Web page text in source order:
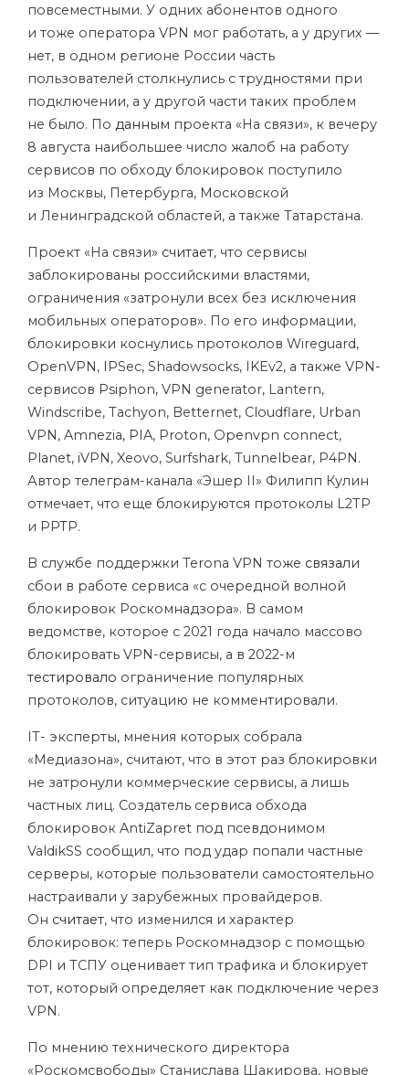
повсеместными. У одних абонентов одного
и тоже оператора VPN мог работать, а у других —
нет, в одном регионе России часть
пользователей столкнулись с трудностями при
подключении, а у другой части таких проблем
не было. По данным проекта «На связи», к вечеру
8 августа наибольшее число жалоб на работу
сервисов по обходу блокировок поступило
из Москвы, Петербурга, Московской
и Ленинградской областей, а также Татарстана.
Проект «На связи» считает, что сервисы
заблокированы российскими властями,
ограничения «затронули всех без исключения
мобильных операторов». По его информации,
блокировки коснулись протоколов Wireguard,
OpenVPN, IPSec, Shadowsocks, IKEv2, а также VPN-
сервисов Psiphon, VPN generator, Lantern,
Windscribe, Tachyon, Betternet, Cloudflare, Urban
VPN, Amnezia, PIA, Proton, Openvpn connect,
Planet, iVPN, Xeovo, Surfshark, Tunnelbear, P4PN.
Автор телеграм-канала «Эшер II» Филипп Кулин
отмечает, что еще блокируются протоколы L2TP
и PPTP.
В службе поддержки Terona VPN тоже связали
сбои в работе сервиса «с очередной волной
блокировок Роскомнадзора». В самом
ведомстве, которое с 2021 года начало массово
блокировать VPN-сервисы, а в 2022-м
тестировало ограничение популярных
протоколов, ситуацию не комментировали.
IT- эксперты, мнения которых собрала
«Медиазона», считают, что в этот раз блокировки
не затронули коммерческие сервисы, а лишь
частных лиц. Создатель сервиса обхода
блокировок AntiZapret под псевдонимом
ValdikSS сообщил, что под удар попали частные
серверы, которые пользователи самостоятельно
настраивали у зарубежных провайдеров.
Он считает, что изменился и характер
блокировок: теперь Роскомнадзор с помощью
DPI и ТСПУ оценивает тип трафика и блокирует
тот, который определяет как подключение через
VPN.
По мнению технического директора
«Роскомсвободы» Станислава Шакирова, новые